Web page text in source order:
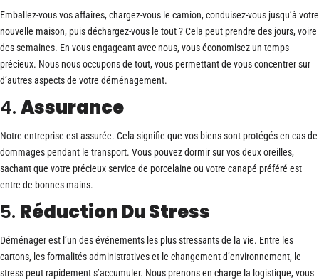
Emballez-vous vos affaires, chargez-vous le camion, conduisez-vous jusqu’à votre
nouvelle maison, puis déchargez-vous le tout ? Cela peut prendre des jours, voire
des semaines. En vous engageant avec nous, vous économisez un temps
précieux. Nous nous occupons de tout, vous permettant de vous concentrer sur
d’autres aspects de votre déménagement.
4. Assurance
Notre entreprise est assurée. Cela signifie que vos biens sont protégés en cas de
dommages pendant le transport. Vous pouvez dormir sur vos deux oreilles,
sachant que votre précieux service de porcelaine ou votre canapé préféré est
entre de bonnes mains.
5. Réduction Du Stress
Déménager est l’un des événements les plus stressants de la vie. Entre les
cartons, les formalités administratives et le changement d’environnement, le
stress peut rapidement s’accumuler. Nous prenons en charge la logistique, vous